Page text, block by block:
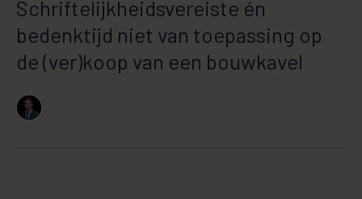
Schriftelijkheidsvereiste én
bedenktijd niet van toepassing op
de (ver)koop van een bouwkavel